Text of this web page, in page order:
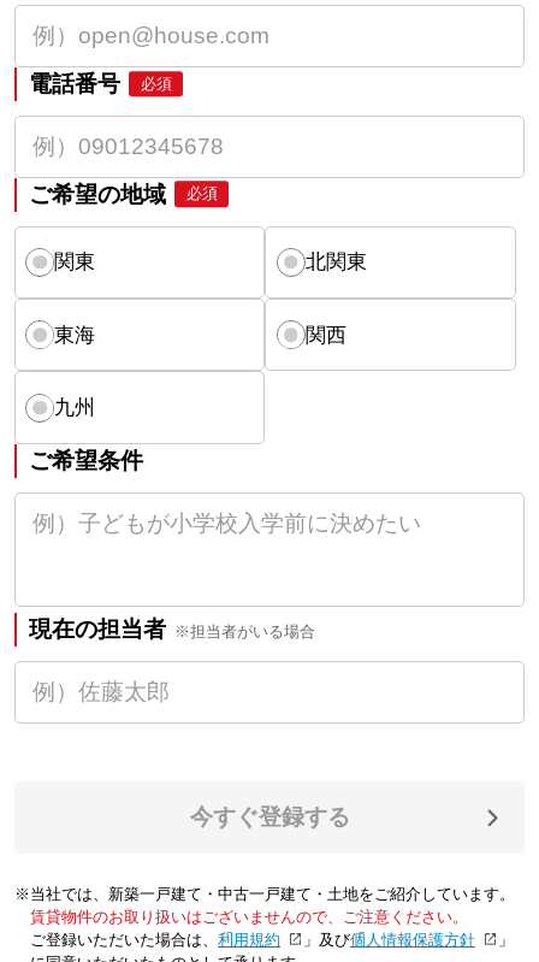
電話番号 必須
ご希望の地域 必須
関東 北関東
東海 関西
九州
ご希望条件
現在の担当者 ※担当者がいる場合
今すぐ登録する
※当社では、新築一戸建て・中古一戸建て・土地をご紹介しています。
賃貸物件のお取り扱いはございませんので、ご注意ください。
ご登録いただいた場合は、「利用規約 」及び「個人情報保護方針
」